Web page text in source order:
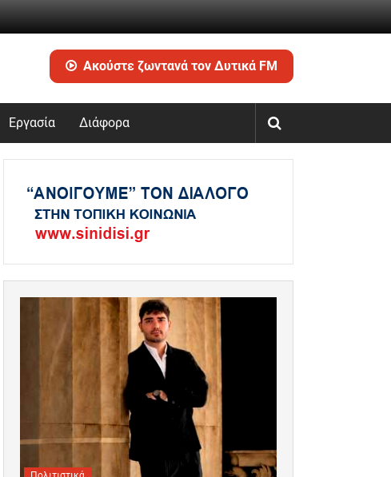
Ακούστε ζωντανά τον Δυτικά FM
Εργασία Διάφορα